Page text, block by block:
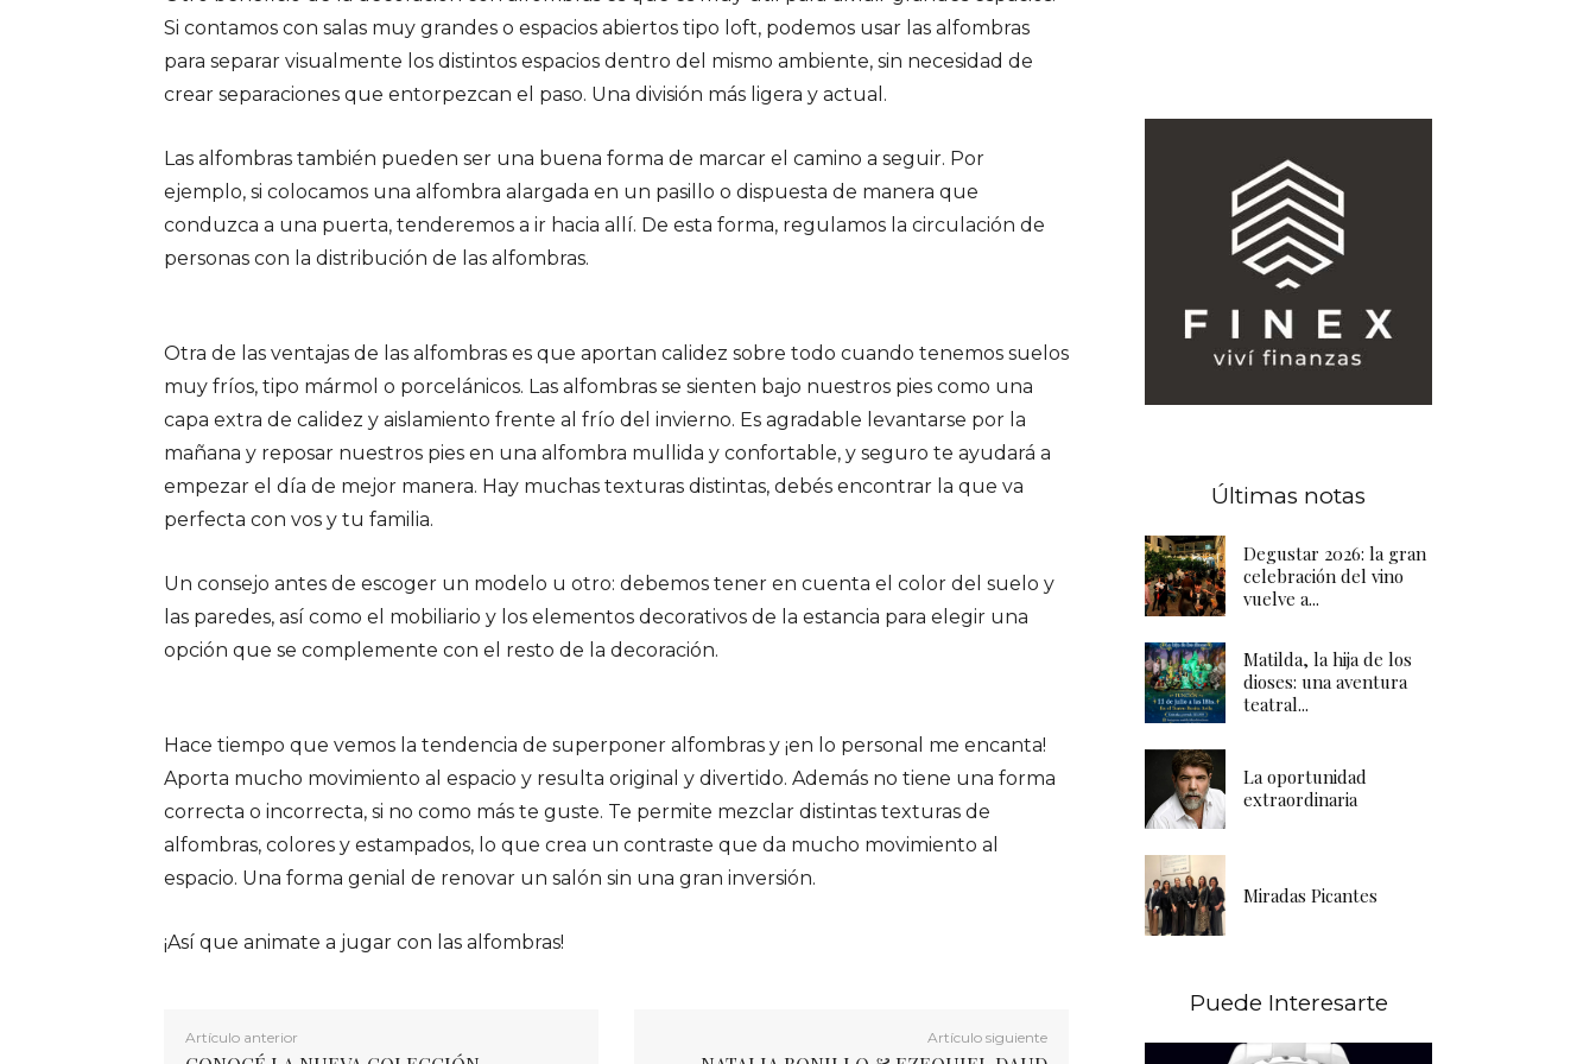
Si contamos con salas muy grandes o espacios abiertos tipo loft, podemos usar las alfombras
para separar visualmente los distintos espacios dentro del mismo ambiente, sin necesidad de
crear separaciones que entorpezcan el paso. Una división más ligera y actual.
Las alfombras también pueden ser una buena forma de marcar el camino a seguir. Por
ejemplo, si colocamos una alfombra alargada en un pasillo o dispuesta de manera que
conduzca a una puerta, tenderemos a ir hacia allí. De esta forma, regulamos la circulación de
personas con la distribución de las alfombras.
Otra de las ventajas de las alfombras es que aportan calidez sobre todo cuando tenemos suelos
muy fríos, tipo mármol o porcelánicos. Las alfombras se sienten bajo nuestros pies como una
capa extra de calidez y aislamiento frente al frío del invierno. Es agradable levantarse por la
mañana y reposar nuestros pies en una alfombra mullida y confortable, y seguro te ayudará a
empezar el día de mejor manera. Hay muchas texturas distintas, debés encontrar la que va
perfecta con vos y tu familia.
Un consejo antes de escoger un modelo u otro: debemos tener en cuenta el color del suelo y
las paredes, así como el mobiliario y los elementos decorativos de la estancia para elegir una
opción que se complemente con el resto de la decoración.
Hace tiempo que vemos la tendencia de superponer alfombras y ¡en lo personal me encanta!
Aporta mucho movimiento al espacio y resulta original y divertido. Además no tiene una forma
correcta o incorrecta, si no como más te guste. Te permite mezclar distintas texturas de
alfombras, colores y estampados, lo que crea un contraste que da mucho movimiento al
espacio. Una forma genial de renovar un salón sin una gran inversión.
¡Así que animate a jugar con las alfombras!
Artículo anterior Artículo siguiente
Últimas notas
Degustar 2026: la gran
celebración del vino
vuelve a...
Matilda, la hija de los
dioses: una aventura
teatral...
La oportunidad
extraordinaria
Miradas Picantes
Puede Interesarte